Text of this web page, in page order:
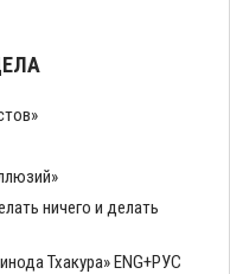
ничего и делать
Тхакура» ENG+РУС